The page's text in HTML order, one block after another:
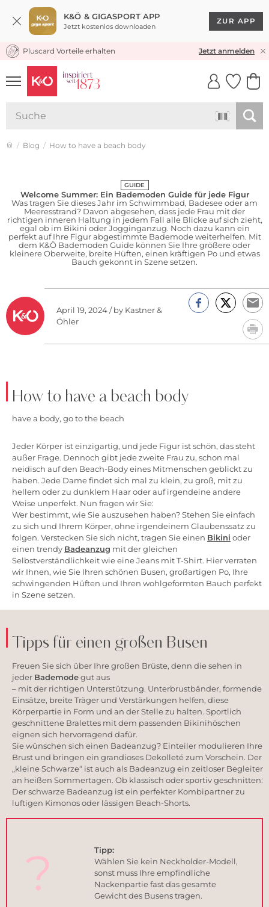
K&Ö & GIGASPORT APP
Jetzt kostenlos downloaden
ZUR APP
KOSTENLOSER VERSAND* & RÜCKVERSAND
Pluscard Vorteile erhalten Jetzt anmelden
UNSERE APP
CLICK &
Blog How to have a beach body
GUIDE
Welcome Summer: Ein Bademoden Guide für jede Figur
Was tragen Sie dieses Jahr im Schwimmbad, Badesee oder am
Meeresstrand? Davon abgesehen, dass jede Frau mit der
richtigen inneren Haltung in jedem Fall alle Blicke auf sich zieht,
egal ob im Bikini oder Jogginganzug. Noch dazu kann ein
perfekt auf Ihre Figur abgestimmte Bademode weiterhelfen. Mit
dem K&Ö Bademoden Guide können Sie Ihre größere oder
kleinere Oberweite, breite Hüften, einen kräftigen Po und etwas
Bauch gekonnt in Szene setzen.
April 19, 2024 / by Kastner &
Öhler
How to have a beach body
have a body, go to the beach
Jeder Körper ist einzigartig, und jede Figur ist schön, das steht
außer Frage. Dennoch gibt jede zweite Frau zu, schon mal
neidisch auf den Beach-Body eines Mitmenschen geblickt zu
haben. Jede Dame findet sich mal zu klein, zu groß, mit zu
hellem oder zu dunklem Haar oder auf irgendeine andere
Weise unperfekt. Nun fragen wir Sie:
Wer bestimmt, wie Sie auszusehen haben? Stehen Sie einfach
zu sich und Ihrem Körper, ohne irgendeinem Glaubenssatz zu
folgen. Verstecken Sie sich nicht, tragen Sie einen Bikini oder
einen trendy Badeanzug mit der gleichen
Selbstverständlichkeit wie eine Jeans mit T-Shirt. Hier verraten
wir Ihnen, wie Sie Ihren schönen Busen, großartigen Po, Ihre
schwingenden Hüften und Ihren wohlgeformten Bauch perfekt
in Szene setzen.
Tipps für einen großen Busen
Freuen Sie sich über Ihre großen Brüste, denn die sehen in
jeder Bademodegut aus
– mit der richtigen Unterstützung. Unterbrustbänder, formende
Einsätze, breite Träger und Verstärkungen helfen, diese
Körperpartie in Form und an der Stelle zu halten. Sportlich
geschnittene Bralettes mit dem passenden Bikinihöschen
eignen sich hervorragend dafür.
Sie wünschen sich einen Badeanzug? Einteiler modulieren Ihre
Brust und bringen ein grandioses Dekolleté zum Vorschein. Der
„kleine Schwarze“ ist auch als Badeanzug ein zeitloser Begleiter
an heißen Sommertagen. Ob klassisch oder sportiv geschnitten:
Der schwarze Badeanzug ist ein perfekter Kombipartner zu
luftigen Kimonos oder lässigen Beach-Shorts.
?
Tipp:
Wählen Sie kein Neckholder-Modell,
sonst muss Ihre empfindliche
Nackenpartie fast das gesamte
Gewicht des Busens tragen.